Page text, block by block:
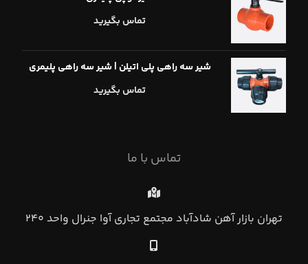
تماس بگیرید
شیر سه راهی پلی اتیلن | شیر سه راهی پلیمری
تماس بگیرید
تماس با ما
تهران بازار آهن شادآباد مجتمع تجاري آوا جنرال واحد ۲۴۰